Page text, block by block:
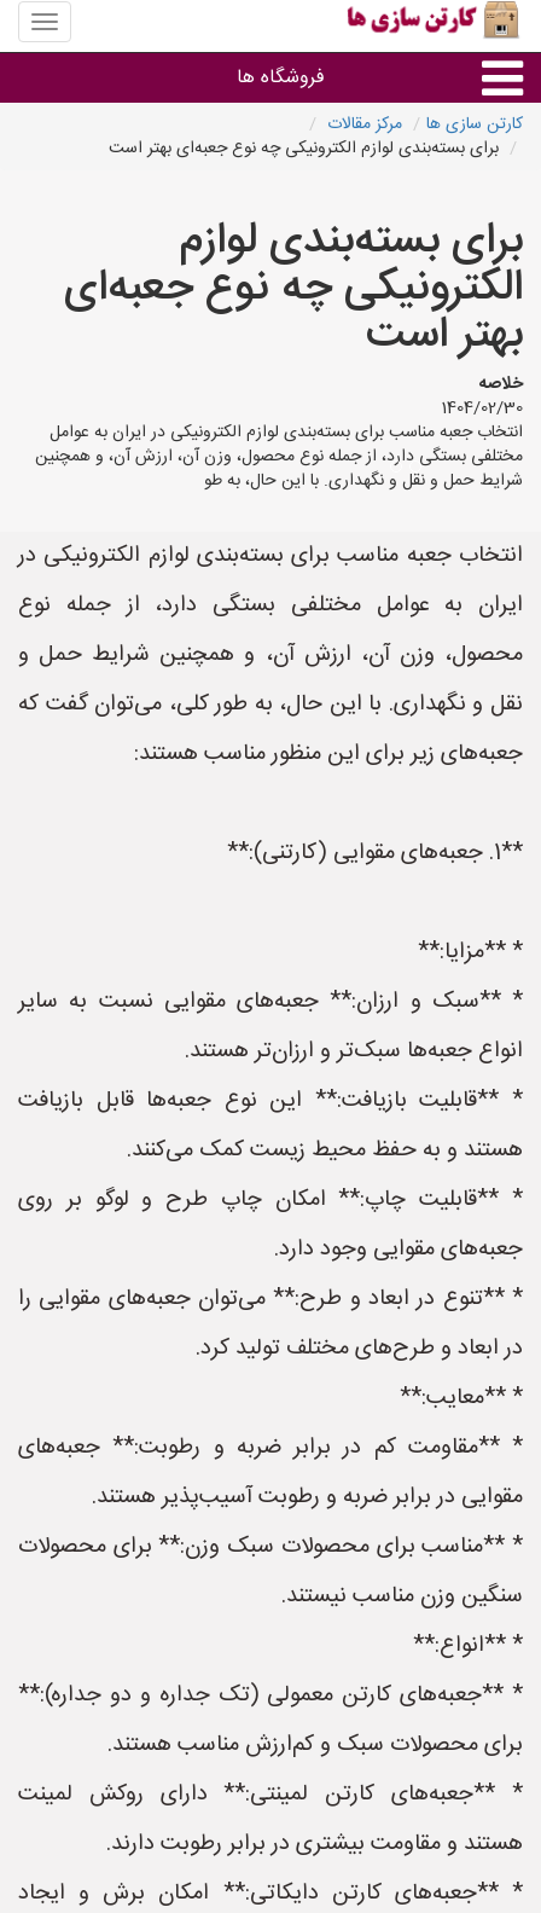
منوی
سایت
سازی
فروشگاه ها
کارتن جعبه
سایر گروه ها
فروشنده های کارتن جعبه
کارتن سازی ها
مرکز مقالات
برای بسته‌بندی لوازم الکترونیکی چه نوع جعبه‌ای بهتر است
برای بسته‌بندی لوازم
الکترونیکی چه نوع جعبه‌ای
بهتر است
خلاصه
1404/02/30
انتخاب جعبه مناسب برای بسته‌بندی لوازم الکترونیکی در ایران به عوامل
مختلفی بستگی دارد، از جمله نوع محصول، وزن آن، ارزش آن، و همچنین
شرایط حمل و نقل و نگهداری. با این حال، به طو
انتخاب جعبه مناسب برای بسته‌بندی لوازم الکترونیکی در
ایران به عوامل مختلفی بستگی دارد، از جمله نوع
محصول، وزن آن، ارزش آن، و همچنین شرایط حمل و
نقل و نگهداری. با این حال، به طور کلی، می‌توان گفت که
جعبه‌های زیر برای این منظور مناسب هستند:
**1. جعبه‌های مقوایی (کارتنی):**
* **مزایا:**
* **سبک و ارزان:** جعبه‌های مقوایی نسبت به سایر
انواع جعبه‌ها سبک‌تر و ارزان‌تر هستند.
* **قابلیت بازیافت:** این نوع جعبه‌ها قابل بازیافت
هستند و به حفظ محیط زیست کمک می‌کنند.
* **قابلیت چاپ:** امکان چاپ طرح و لوگو بر روی
جعبه‌های مقوایی وجود دارد.
* **تنوع در ابعاد و طرح:** می‌توان جعبه‌های مقوایی را
در ابعاد و طرح‌های مختلف تولید کرد.
* **معایب:**
* **مقاومت کم در برابر ضربه و رطوبت:** جعبه‌های
مقوایی در برابر ضربه و رطوبت آسیب‌پذیر هستند.
* **مناسب برای محصولات سبک وزن:** برای محصولات
سنگین وزن مناسب نیستند.
* **انواع:**
* **جعبه‌های کارتن معمولی (تک جداره و دو جداره):**
برای محصولات سبک و کم‌ارزش مناسب هستند.
* **جعبه‌های کارتن لمینتی:** دارای روکش لمینت
هستند و مقاومت بیشتری در برابر رطوبت دارند.
* **جعبه‌های کارتن دایکاتی:** امکان برش و ایجاد